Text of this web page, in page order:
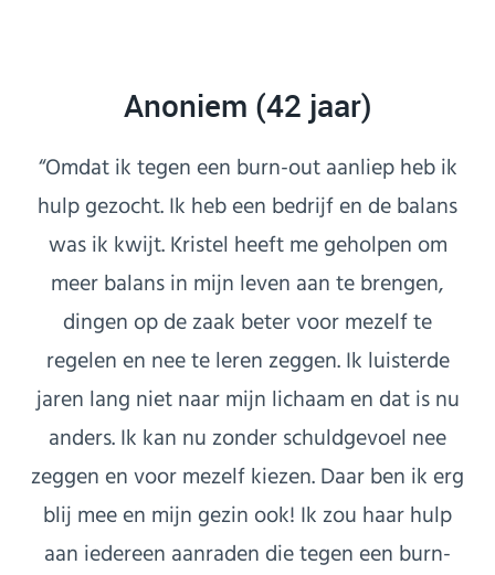
Anoniem (42 jaar)
“Omdat ik tegen een burn-out aanliep heb ik
hulp gezocht. Ik heb een bedrijf en de balans
was ik kwijt. Kristel heeft me geholpen om
meer balans in mijn leven aan te brengen,
dingen op de zaak beter voor mezelf te
regelen en nee te leren zeggen. Ik luisterde
jaren lang niet naar mijn lichaam en dat is nu
anders. Ik kan nu zonder schuldgevoel nee
zeggen en voor mezelf kiezen. Daar ben ik erg
blij mee en mijn gezin ook! Ik zou haar hulp
aan iedereen aanraden die tegen een burn-